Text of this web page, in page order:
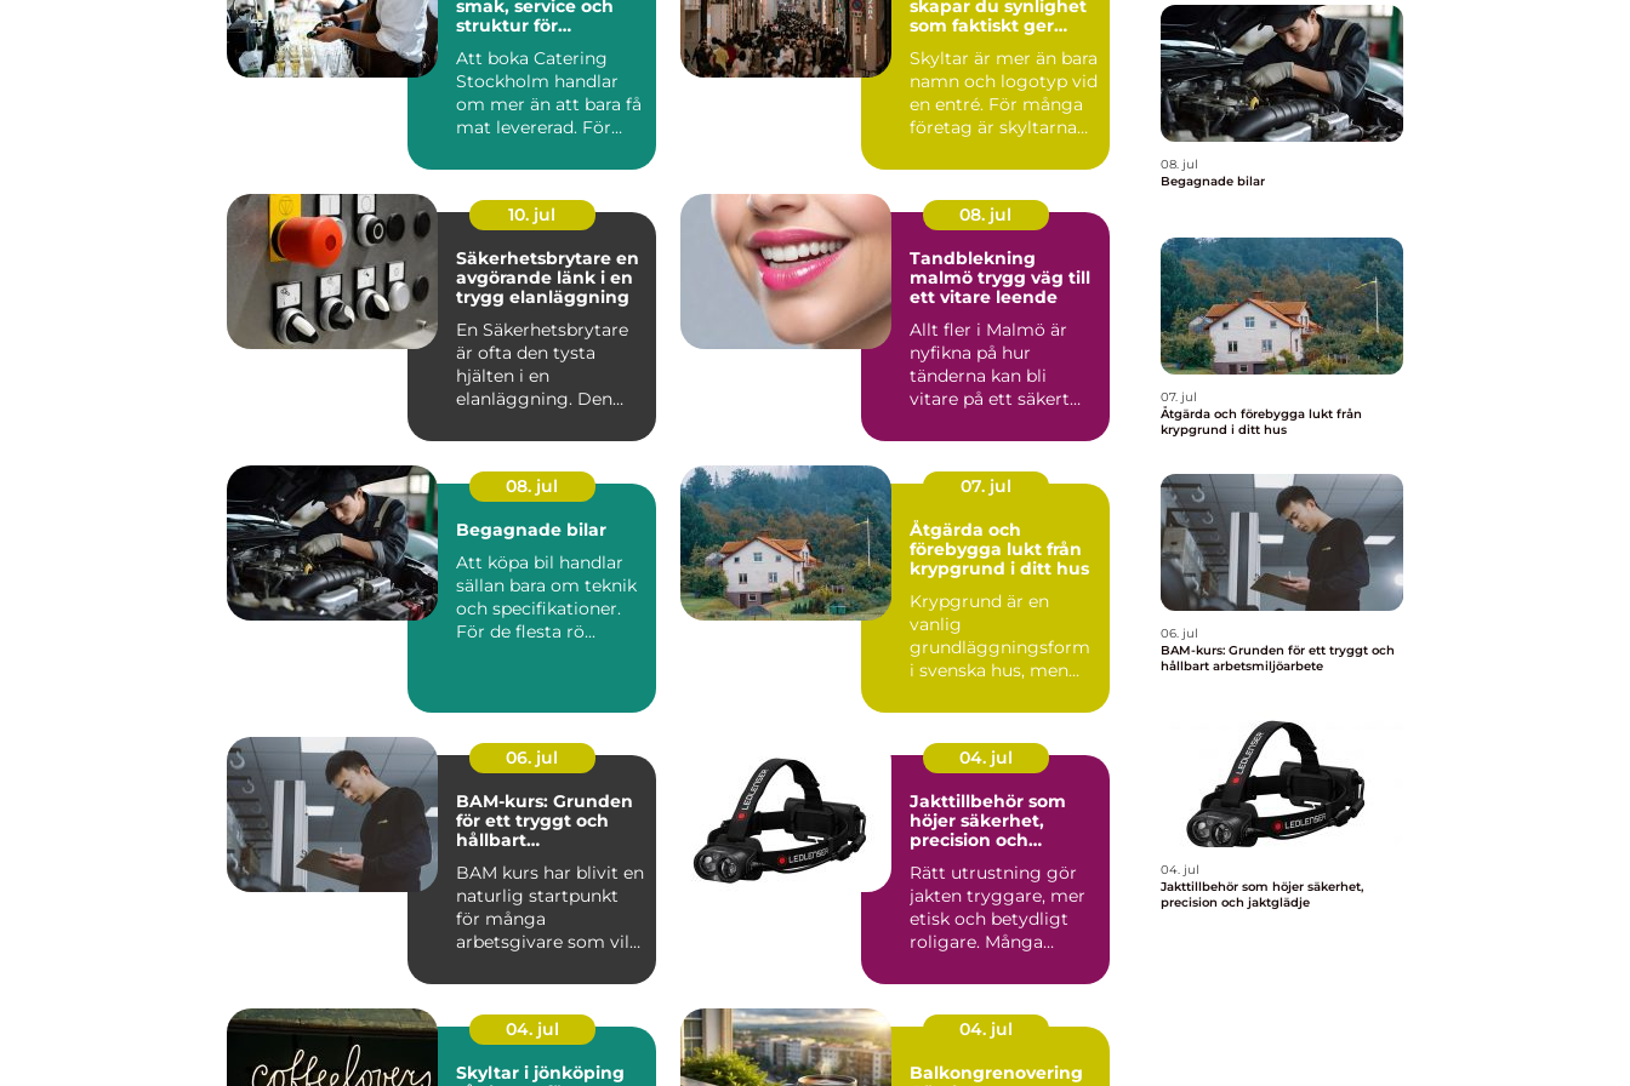
smak, service och
struktur för
Att boka Catering
Stockholm handlar
om mer än att bara få
mat levererad. För
röda...
skapar du synlighet
som faktiskt ger
Skyltar är mer än bara
namn och logotyp vid
en entré. För många
företag är skyltarna
10. jul
Säkerhetsbrytare en
avgörande länk i en
trygg elanläggning
En Säkerhetsbrytare
är ofta den tysta
hjälten i en
elanläggning. Den
vardagen, men nä...
08. jul
Tandblekning
malmö trygg väg till
ett vitare leende
Allt fler i Malmö är
nyfikna på hur
tänderna kan bli
vitare på ett säkert
r...
08. jul
Begagnade bilar
Att köpa bil handlar
sällan bara om teknik
och specifikationer.
För de flesta rö...
07. jul
Åtgärda och
förebygga lukt från
krypgrund i ditt hus
Krypgrund är en
vanlig
grundläggningsform
i svenska hus, men
uts...
06. jul
BAM-kurs: Grunden
för ett tryggt och
hållbart
BAM kurs har blivit en
naturlig startpunkt
för många
arbetsgivare som vill
04. jul
Jakttillbehör som
höjer säkerhet,
precision och
Rätt utrustning gör
jakten tryggare, mer
etisk och betydligt
roligare. Många
vapen...
04. jul
Skyltar i jönköping
04. jul
Balkongrenovering
08. jul
Begagnade bilar
07. jul
Åtgärda och förebygga lukt från
krypgrund i ditt hus
06. jul
BAM-kurs: Grunden för ett tryggt och
hållbart arbetsmiljöarbete
04. jul
Jakttillbehör som höjer säkerhet,
precision och jaktglädje